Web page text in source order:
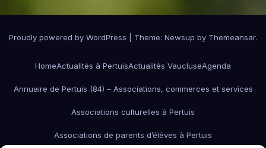
Proudly powered by WordPress Theme: Newsup by Themeansar.
HomeActualités à PertuisActualités VaucluseAgenda
Annuaire de Pertuis (84) – Associations, commerces et services
Associations culturelles à Pertuis
Associations de parents d’élèves à Pertuis